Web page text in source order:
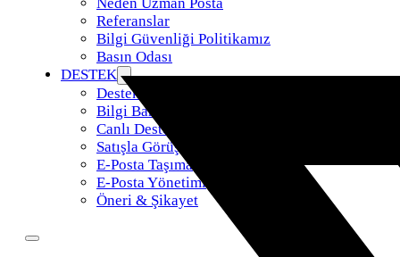
Neden Uzman Posta
Referanslar
Bilgi Güvenliği Politikamız
Basın Odası
DESTEK
Destek Talebi
Bilgi Bankası
Canlı Destek
Satışla Görüş
E-Posta Taşıma
E-Posta Yönetimi
Öneri & Şikayet